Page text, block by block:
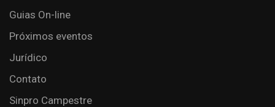
Guias On-line
Próximos eventos
Jurídico
Contato
Sinpro Campestre